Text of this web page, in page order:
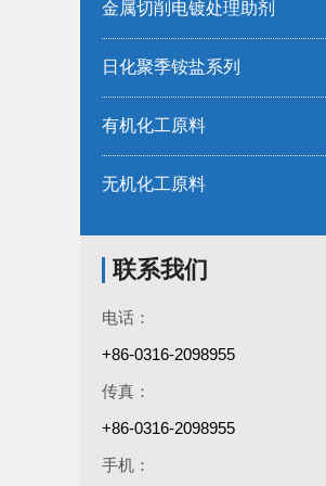
金属切削电镀处理助剂
日化聚季铵盐系列
有机化工原料
无机化工原料
联系我们
电话：
+86-0316-2098955
传真：
+86-0316-2098955
手机：